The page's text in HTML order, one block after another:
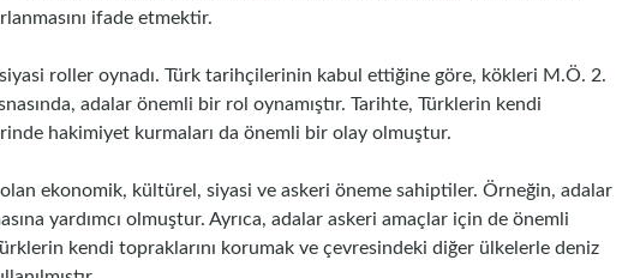
ifade etmektir.
roller oynadı. Türk tarihçilerinin kabul ettiğine göre, kökleri M.Ö. 2.
adalar önemli bir rol oynamıştır. Tarihte, Türklerin kendi
hakimiyet kurmaları da önemli bir olay olmuştur.
ekonomik, kültürel, siyasi ve askeri öneme sahiptiler. Örneğin, adalar
yardımcı olmuştur. Ayrıca, adalar askeri amaçlar için de önemli
kendi topraklarını korumak ve çevresindeki diğer ülkelerle deniz